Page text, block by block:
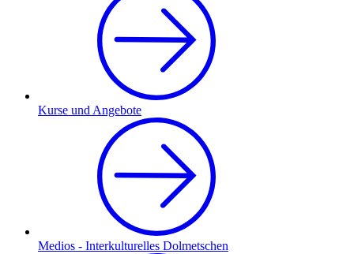
Kurse und Angebote
Medios - Interkulturelles Dolmetschen